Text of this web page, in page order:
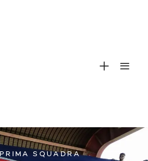
PRIMA SQUADRA